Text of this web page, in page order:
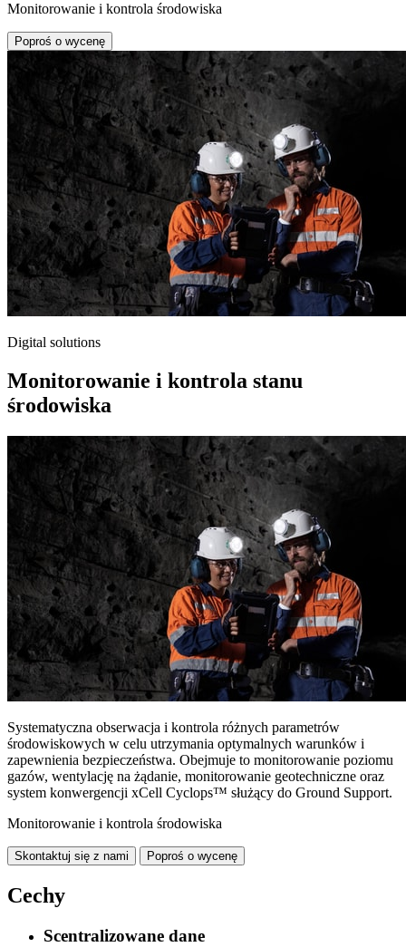
Monitorowanie i kontrola środowiska
Poproś o wycenę
Digital solutions
Monitorowanie i kontrola stanu
środowiska
Systematyczna obserwacja i kontrola różnych parametrów
środowiskowych w celu utrzymania optymalnych warunków i
zapewnienia bezpieczeństwa. Obejmuje to monitorowanie poziomu
gazów, wentylację na żądanie, monitorowanie geotechniczne oraz
system konwergencji xCell Cyclops™ służący do Ground Support.
Monitorowanie i kontrola środowiska
Skontaktuj się z nami Poproś o wycenę
Cechy
Scentralizowane dane